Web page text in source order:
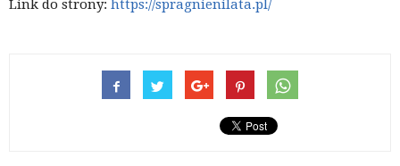
Link do strony: https://spragnienilata.pl/